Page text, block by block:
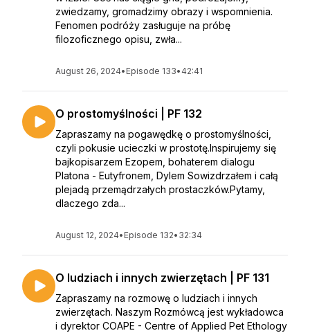
zwiedzamy, gromadzimy obrazy i wspomnienia.
Fenomen podróży zasługuje na próbę
filozoficznego opisu, zwła...
August 26, 2024• Episode 133• 42:41
O prostomyślności | PF 132
Zapraszamy na pogawędkę o prostomyślności,
czyli pokusie ucieczki w prostotę.Inspirujemy się
bajkopisarzem Ezopem, bohaterem dialogu
Platona - Eutyfronem, Dylem Sowizdrzałem i całą
plejadą przemądrzałych prostaczków.Pytamy,
dlaczego zda...
August 12, 2024• Episode 132• 32:34
O ludziach i innych zwierzętach | PF 131
Zapraszamy na rozmowę o ludziach i innych
zwierzętach. Naszym Rozmówcą jest wykładowca
i dyrektor COAPE - Centre of Applied Pet Ethology